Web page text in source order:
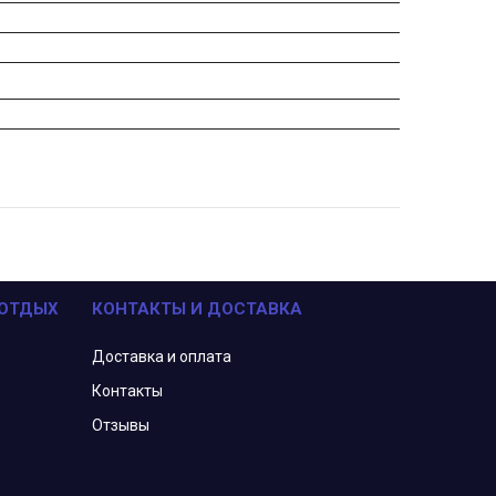
КОНТАКТЫ И ДОСТАВКА
Доставка и оплата
Контакты
Отзывы